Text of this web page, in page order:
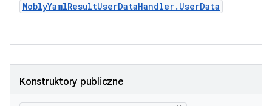
MoblyYamlResultUserDataHandler. UserData
Konstruktory publiczne